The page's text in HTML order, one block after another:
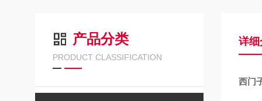
产品分类
PRODUCT CLASSIFICATION
详细
西门